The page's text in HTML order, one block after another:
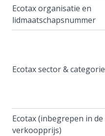
Ecotax organisatie en
lidmaatschapsnummer
Ecotax sector & categorie
Ecotax (inbegrepen in de
verkoopprijs)